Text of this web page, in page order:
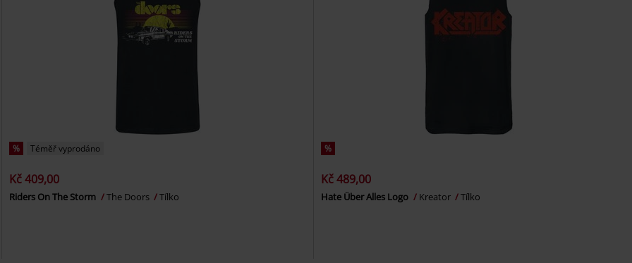
% Téměř vyprodáno
Kč 409,00
Riders On The Storm The Doors Tílko
%
Kč 489,00
Hate Über Alles Logo Kreator Tílko